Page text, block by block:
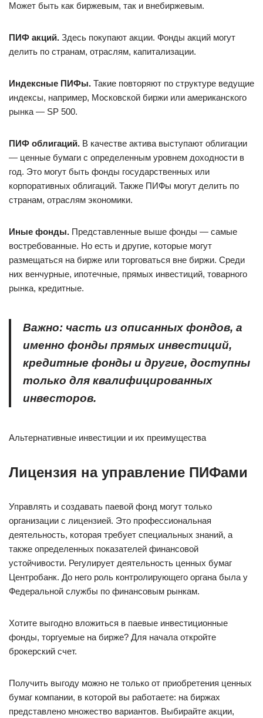
Может быть как биржевым, так и внебиржевым.
ПИФ акций. Здесь покупают акции. Фонды акций могут
делить по странам, отраслям, капитализации.
Индексные ПИФы. Такие повторяют по структуре ведущие
индексы, например, Московской биржи или американского
рынка — SP 500.
ПИФ облигаций. В качестве актива выступают облигации
— ценные бумаги с определенным уровнем доходности в
год. Это могут быть фонды государственных или
корпоративных облигаций. Также ПИФы могут делить по
странам, отраслям экономики.
Иные фонды. Представленные выше фонды — самые
востребованные. Но есть и другие, которые могут
размещаться на бирже или торговаться вне биржи. Среди
них венчурные, ипотечные, прямых инвестиций, товарного
рынка, кредитные.
Важно: часть из описанных фондов, а
именно фонды прямых инвестиций,
кредитные фонды и другие, доступны
только для квалифицированных
инвесторов.
Альтернативные инвестиции и их преимущества
Лицензия на управление ПИФами
Управлять и создавать паевой фонд могут только
организации с лицензией. Это профессиональная
деятельность, которая требует специальных знаний, а
также определенных показателей финансовой
устойчивости. Регулирует деятельность ценных бумаг
Центробанк. До него роль контролирующего органа была у
Федеральной службы по финансовым рынкам.
Хотите выгодно вложиться в паевые инвестиционные
фонды, торгуемые на бирже? Для начала откройте
брокерский счет.
Получить выгоду можно не только от приобретения ценных
бумаг компании, в которой вы работаете: на биржах
представлено множество вариантов. Выбирайте акции,